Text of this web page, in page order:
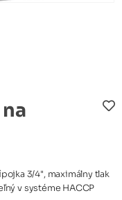
3/4", maximálny tlak
v systéme HACCP